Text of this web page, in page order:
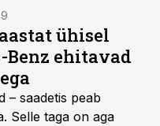
71 ettevõttel
ühisel
Benz ehitavad
– saadetis peab
Selle taga on aga